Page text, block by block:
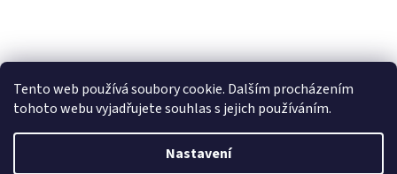
Tento web používá soubory cookie. Dalším procházením
tohoto webu vyjadřujete souhlas s jejich používáním.
Nastavení